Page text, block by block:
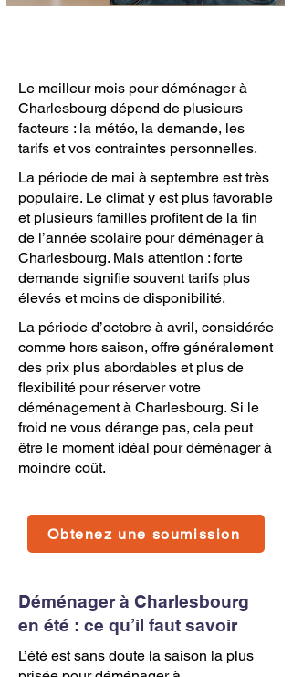
Le meilleur mois pour déménager à
Charlesbourg dépend de plusieurs
facteurs : la météo, la demande, les
tarifs et vos contraintes personnelles.
La période de mai à septembre est très
populaire. Le climat y est plus favorable
et plusieurs familles profitent de la fin
de l’année scolaire pour déménager à
Charlesbourg. Mais attention : forte
demande signifie souvent tarifs plus
élevés et moins de disponibilité.
La période d’octobre à avril, considérée
comme hors saison, offre généralement
des prix plus abordables et plus de
flexibilité pour réserver votre
déménagement à Charlesbourg. Si le
froid ne vous dérange pas, cela peut
être le moment idéal pour déménager à
moindre coût.
Obtenez une soumission
Déménager à Charlesbourg
en été : ce qu’il faut savoir
L’été est sans doute la saison la plus